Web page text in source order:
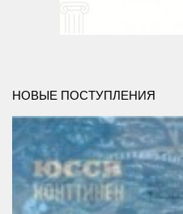
НОВЫЕ ПОСТУПЛЕНИЯ